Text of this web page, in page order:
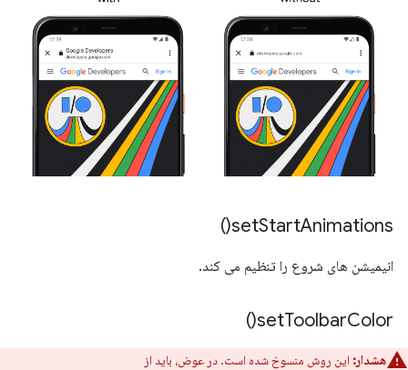
setStartAnimations(
)
انیمیشن های شروع را تنظیم می کند.
setToolbarColor(
)
هشدار: این روش منسوخ شده است. در عوض، باید از